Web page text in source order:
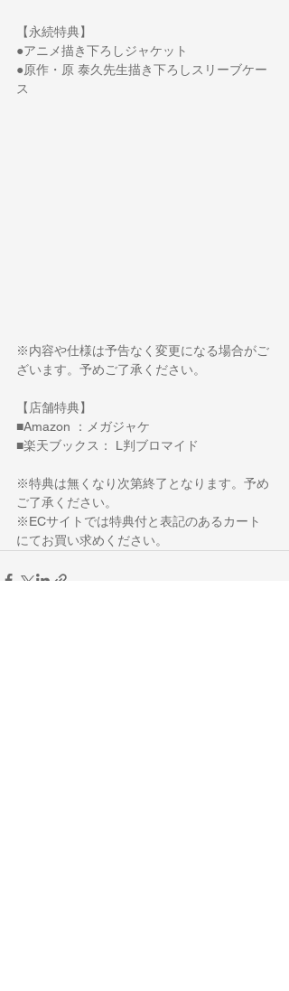
【永続特典】
●アニメ描き下ろしジャケット
●原作・原 泰久先生描き下ろしスリーブケー
ス
※内容や仕様は予告なく変更になる場合がご
ざいます。予めご了承ください。
【店舗特典】
■Amazon ：メガジャケ
■楽天ブックス： L判ブロマイド
※特典は無くなり次第終了となります。予め
ご了承ください。
※ECサイトでは特典付と表記のあるカート
にてお買い求めください。